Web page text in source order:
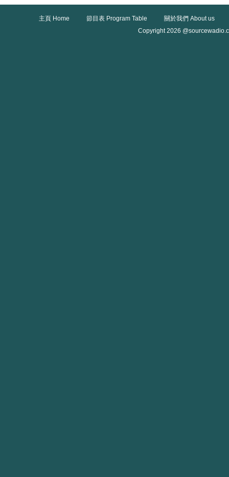
主頁 Home 節目表 Program Table
關於我們 About us
Copyright 2026